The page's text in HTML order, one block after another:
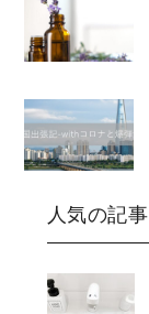
人気の記事